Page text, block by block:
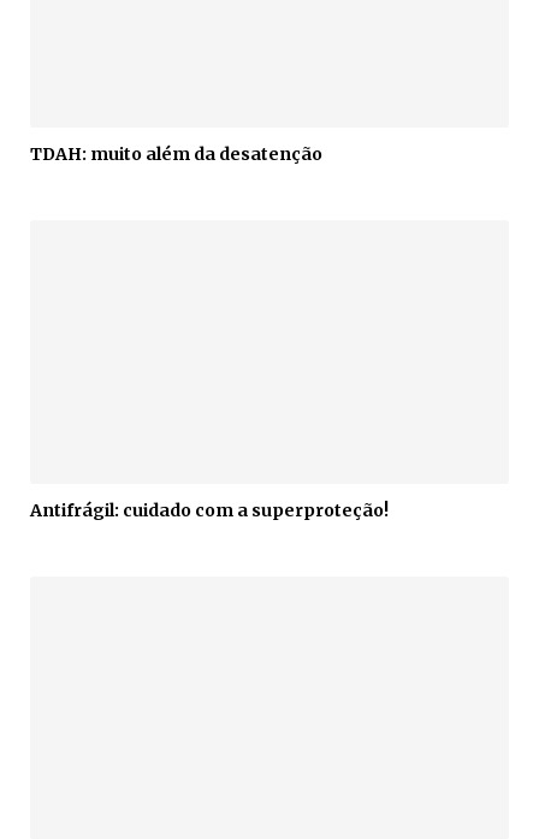
TDAH: muito além da desatenção
Antifrágil: cuidado com a superproteção!